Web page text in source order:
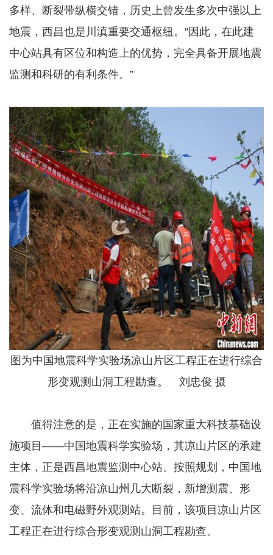
多样、断裂带纵横交错，历史上曾发生多次中强以上
地震，西昌也是川滇重要交通枢纽。“因此，在此建
中心站具有区位和构造上的优势，完全具备开展地震
监测和科研的有利条件。”
图为中国地震科学实验场凉山片区工程正在进行综合
形变观测山洞工程勘查。 刘忠俊 摄
值得注意的是，正在实施的国家重大科技基础设
施项目——中国地震科学实验场，其凉山片区的承建
主体，正是西昌地震监测中心站。按照规划，中国地
震科学实验场将沿凉山州几大断裂，新增测震、形
变、流体和电磁野外观测站。目前，该项目凉山片区
工程正在进行综合形变观测山洞工程勘查。